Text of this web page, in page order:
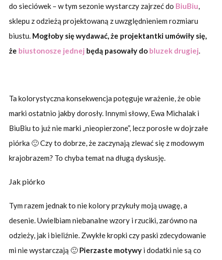
do sieciówek – w tym sezonie wystarczy zajrzeć do BiuBiu,
sklepu z odzieżą projektowaną z uwzględnieniem rozmiaru
biustu. Mogłoby się wydawać, że projektantki umówiły się,
że biustonosze jednej będą pasowały do bluzek drugiej.
Ta kolorystyczna konsekwencja potęguje wrażenie, że obie
marki ostatnio jakby dorosły. Innymi słowy, Ewa Michalak i
BiuBiu to już nie marki „nieopierzone”, lecz porosłe w dojrzałe
piórka 🙂 Czy to dobrze, że zaczynają zlewać się z modowym
krajobrazem? To chyba temat na długą dyskusję.
Jak piórko
Tym razem jednak to nie kolory przykuły moją uwagę, a
desenie. Uwielbiam niebanalne wzory i rzuciki, zarówno na
odzieży, jak i bieliźnie. Zwykłe kropki czy paski zdecydowanie
mi nie wystarczają 🙂 Pierzaste motywyi dodatki nie są co